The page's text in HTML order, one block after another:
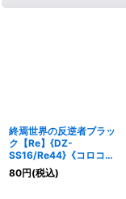
終焉世界の反逆者ブラッ
ク【Re】{DZ-
SS16/Re44}《コロコ
ロ/ブラントゲート》
80円(税込)